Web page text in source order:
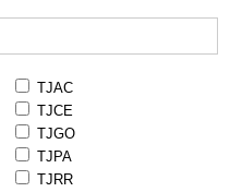
TJAC
TJCE
TJGO
TJPA
TJRR